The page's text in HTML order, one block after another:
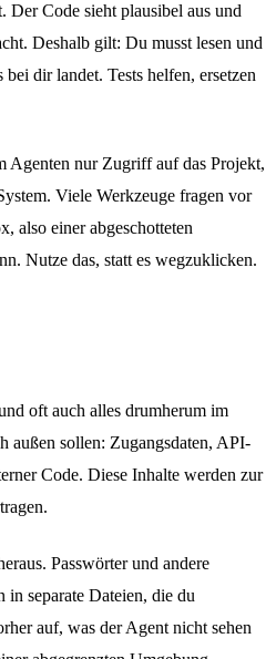
Code sieht plausibel aus und
Deshalb gilt: Du musst lesen und
dir landet. Tests helfen, ersetzen
Agenten nur Zugriff auf das Projekt,
Viele Werkzeuge fragen vor
also einer abgeschotteten
Nutze das, statt es wegzuklicken.
oft auch alles drumherum im
außen sollen: Zugangsdaten, API-
Code. Diese Inhalte werden zur
Passwörter und andere
in separate Dateien, die du
auf, was der Agent nicht sehen